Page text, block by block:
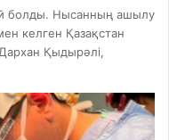
болды. Нысанның ашылу
келген Қазақстан
Қыдырәлі,